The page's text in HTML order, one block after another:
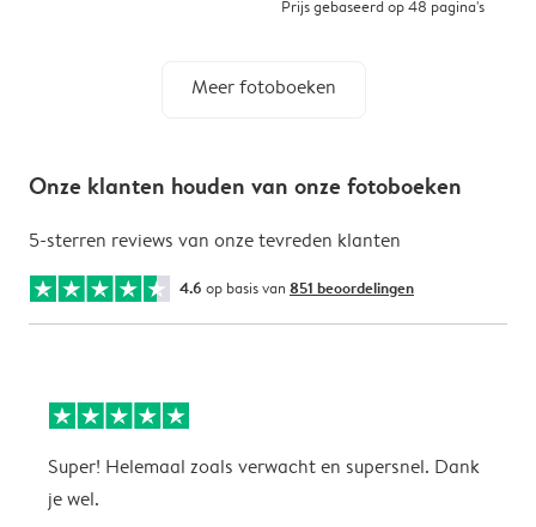
Prijs gebaseerd op 48 pagina's
Meer fotoboeken
Onze klanten houden van onze fotoboeken
5-sterren reviews van onze tevreden klanten
4.6 op basis van 851 beoordelingen
Super! Helemaal zoals verwacht en supersnel. Dank
je wel.